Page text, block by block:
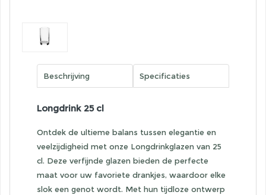
Beschrijving Specificaties
Longdrink 25 cl
Ontdek de ultieme balans tussen elegantie en
veelzijdigheid met onze Longdrinkglazen van 25
cl. Deze verfijnde glazen bieden de perfecte
maat voor uw favoriete drankjes, waardoor elke
slok een genot wordt. Met hun tijdloze ontwerp